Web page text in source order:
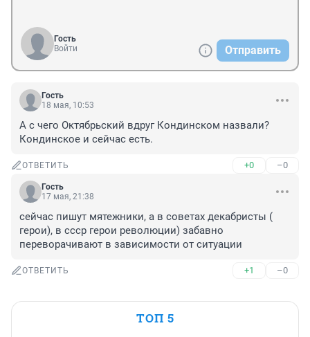
Гость
Войти
Отправить
Гость
18 мая, 10:53
А с чего Октябрьский вдруг Кондинском назвали?
Кондинское и сейчас есть.
ОТВЕТИТЬ +0 –0
Гость
17 мая, 21:38
сейчас пишут мятежники, а в советах декабристы (
герои), в ссср герои революции) забавно
переворачивают в зависимости от ситуации
ОТВЕТИТЬ +1 –0
ТОП 5